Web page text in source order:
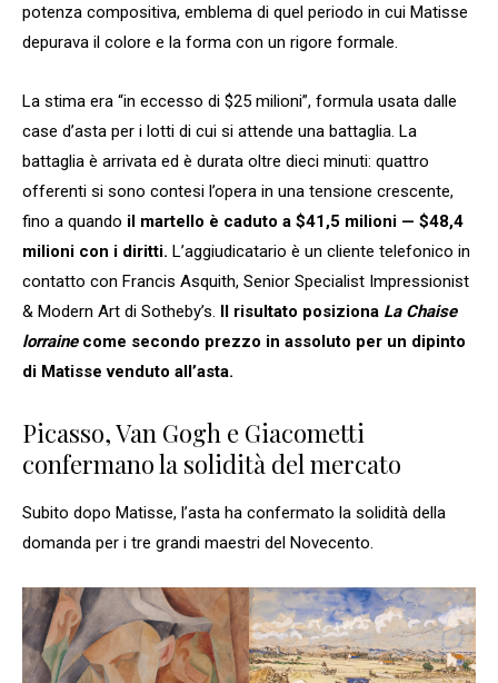
potenza compositiva, emblema di quel periodo in cui Matisse
depurava il colore e la forma con un rigore formale.
La stima era “in eccesso di $25 milioni”, formula usata dalle
case d’asta per i lotti di cui si attende una battaglia. La
battaglia è arrivata ed è durata oltre dieci minuti: quattro
offerenti si sono contesi l’opera in una tensione crescente,
fino a quando il martello è caduto a $41,5 milioni — $48,4
milioni con i diritti. L’aggiudicatario è un cliente telefonico in
contatto con Francis Asquith, Senior Specialist Impressionist
& Modern Art di Sotheby’s. Il risultato posiziona La Chaise
lorrainecome secondo prezzo in assoluto per un dipinto
di Matisse venduto all’asta.
Picasso, Van Gogh e Giacometti
confermano la solidità del mercato
Subito dopo Matisse, l’asta ha confermato la solidità della
domanda per i tre grandi maestri del Novecento.